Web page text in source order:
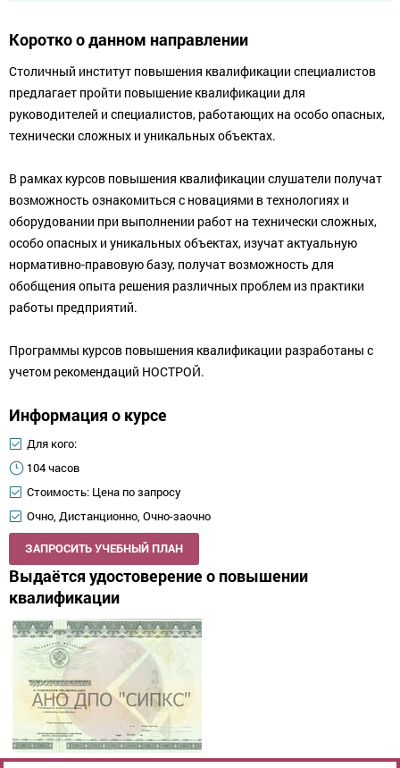
Коротко о данном направлении
Столичный институт повышения квалификации специалистов
предлагает пройти повышение квалификации для
руководителей и специалистов, работающих на особо опасных,
технически сложных и уникальных объектах.
В рамках курсов повышения квалификации слушатели получат
возможность ознакомиться с новациями в технологиях и
оборудовании при выполнении работ на технически сложных,
особо опасных и уникальных объектах, изучат актуальную
нормативно-правовую базу, получат возможность для
обобщения опыта решения различных проблем из практики
работы предприятий.
Программы курсов повышения квалификации разработаны с
учетом рекомендаций НОСТРОЙ.
Информация о курсе
Для кого:
104 часов
Стоимость: Цена по запросу
Очно, Дистанционно, Очно-заочно
ЗАПРОСИТЬ УЧЕБНЫЙ ПЛАН
Выдаётся удостоверение о повышении
квалификации